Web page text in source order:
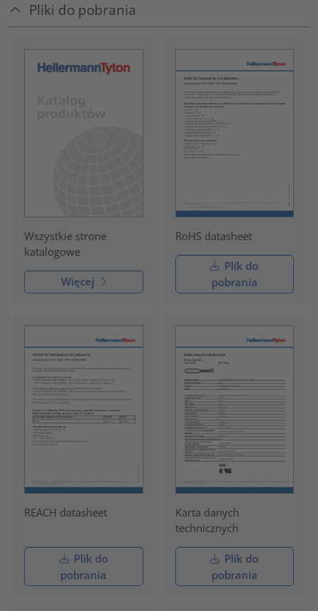
Pliki do pobrania
Wszystkie strone
katalogowe
Więcej
RoHS datasheet
Plik do
pobrania
REACH datasheet
Plik do
pobrania
Karta danych
technicznych
Plik do
pobrania